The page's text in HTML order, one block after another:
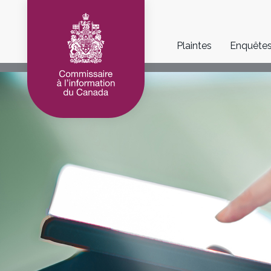
Main
navigation
Plaintes Enquêtes